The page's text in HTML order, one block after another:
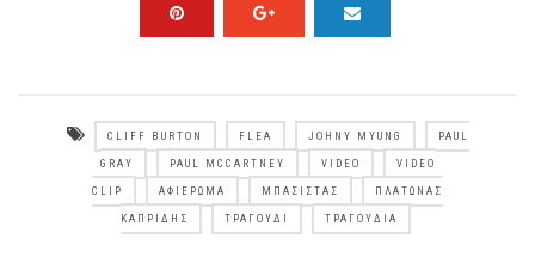
CLIFF BURTON FLEA JOHNY MYUNG PAUL
GRAY PAUL MCCARTNEY VIDEO VIDEO
CLIP ΑΦΙΈΡΩΜΑ ΜΠΑΣΊΣΤΑΣ ΠΛΆΤΩΝΑΣ
ΚΑΠΡΊΔΗΣ ΤΡΑΓΟΎΔΙ ΤΡΑΓΟΎΔΙΑ